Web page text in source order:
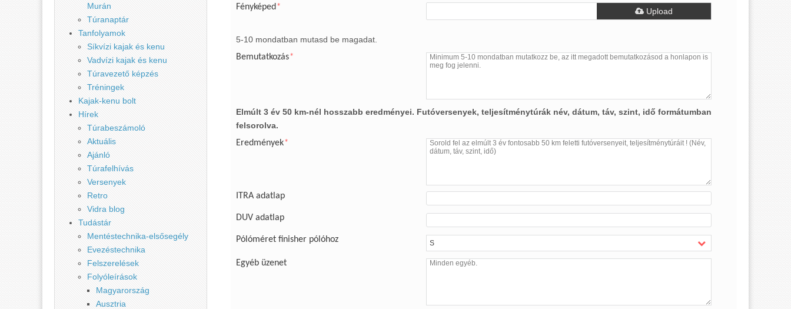
Fényképed * Upload
5-10 mondatban mutasd be magadat.
Bemutatkozás*
Elmúlt 3 év 50 km-nél hosszabb eredményei. Futóversenyek, teljesítménytúrák név, dátum, táv, szint, idő formátumban
felsorolva.
Eredmények*
ITRA adatlap
DUV adatlap
Pólóméret finisher pólóhoz
Egyéb üzenet
Murán
Túranaptár
Tanfolyamok
Síkvízi kajak és kenu
Vadvízi kajak és kenu
Túravezető képzés
Tréningek
Kajak-kenu bolt
Hírek
Túrabeszámoló
Aktuális
Ajánló
Túrafelhívás
Versenyek
Retro
Vidra blog
Tudástár
Mentéstechnika-elsősegély
Evezéstechnika
Felszerelések
Folyóleírások
Magyarország
Ausztria